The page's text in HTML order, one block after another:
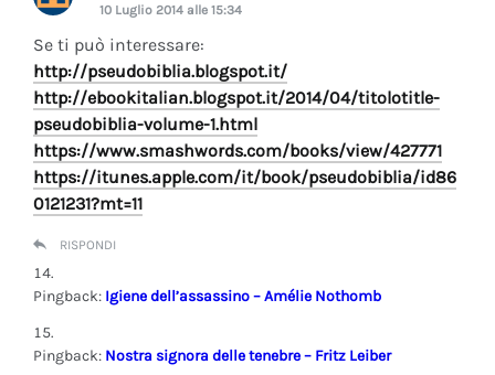
10 Luglio 2014 alle 15:34
Se ti può interessare:
http://pseudobiblia.blogspot.it/
http://ebookitalian.blogspot.it/2014/04/titolotitle-
pseudobiblia-volume-1.html
https://www.smashwords.com/books/view/427771
https://itunes.apple.com/it/book/pseudobiblia/id86
0121231?mt=11
RISPONDI
Pingback: Igiene dell’assassino – Amélie Nothomb
Pingback: Nostra signora delle tenebre – Fritz Leiber